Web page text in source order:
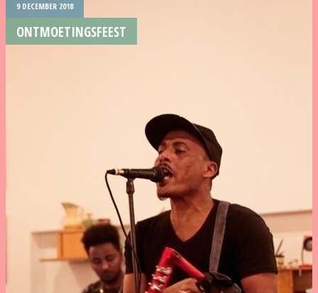
9 DECEMBER 2018
ONTMOETINGSFEEST